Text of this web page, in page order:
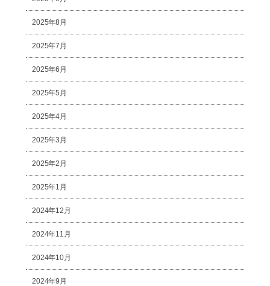
2025年8月
2025年7月
2025年6月
2025年5月
2025年4月
2025年3月
2025年2月
2025年1月
2024年12月
2024年11月
2024年10月
2024年9月